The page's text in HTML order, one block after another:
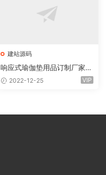
建站源码
响应式瑜伽垫用品订制厂家网
站eyoucms易优模板(pc+wa
2022-12-25 VIP